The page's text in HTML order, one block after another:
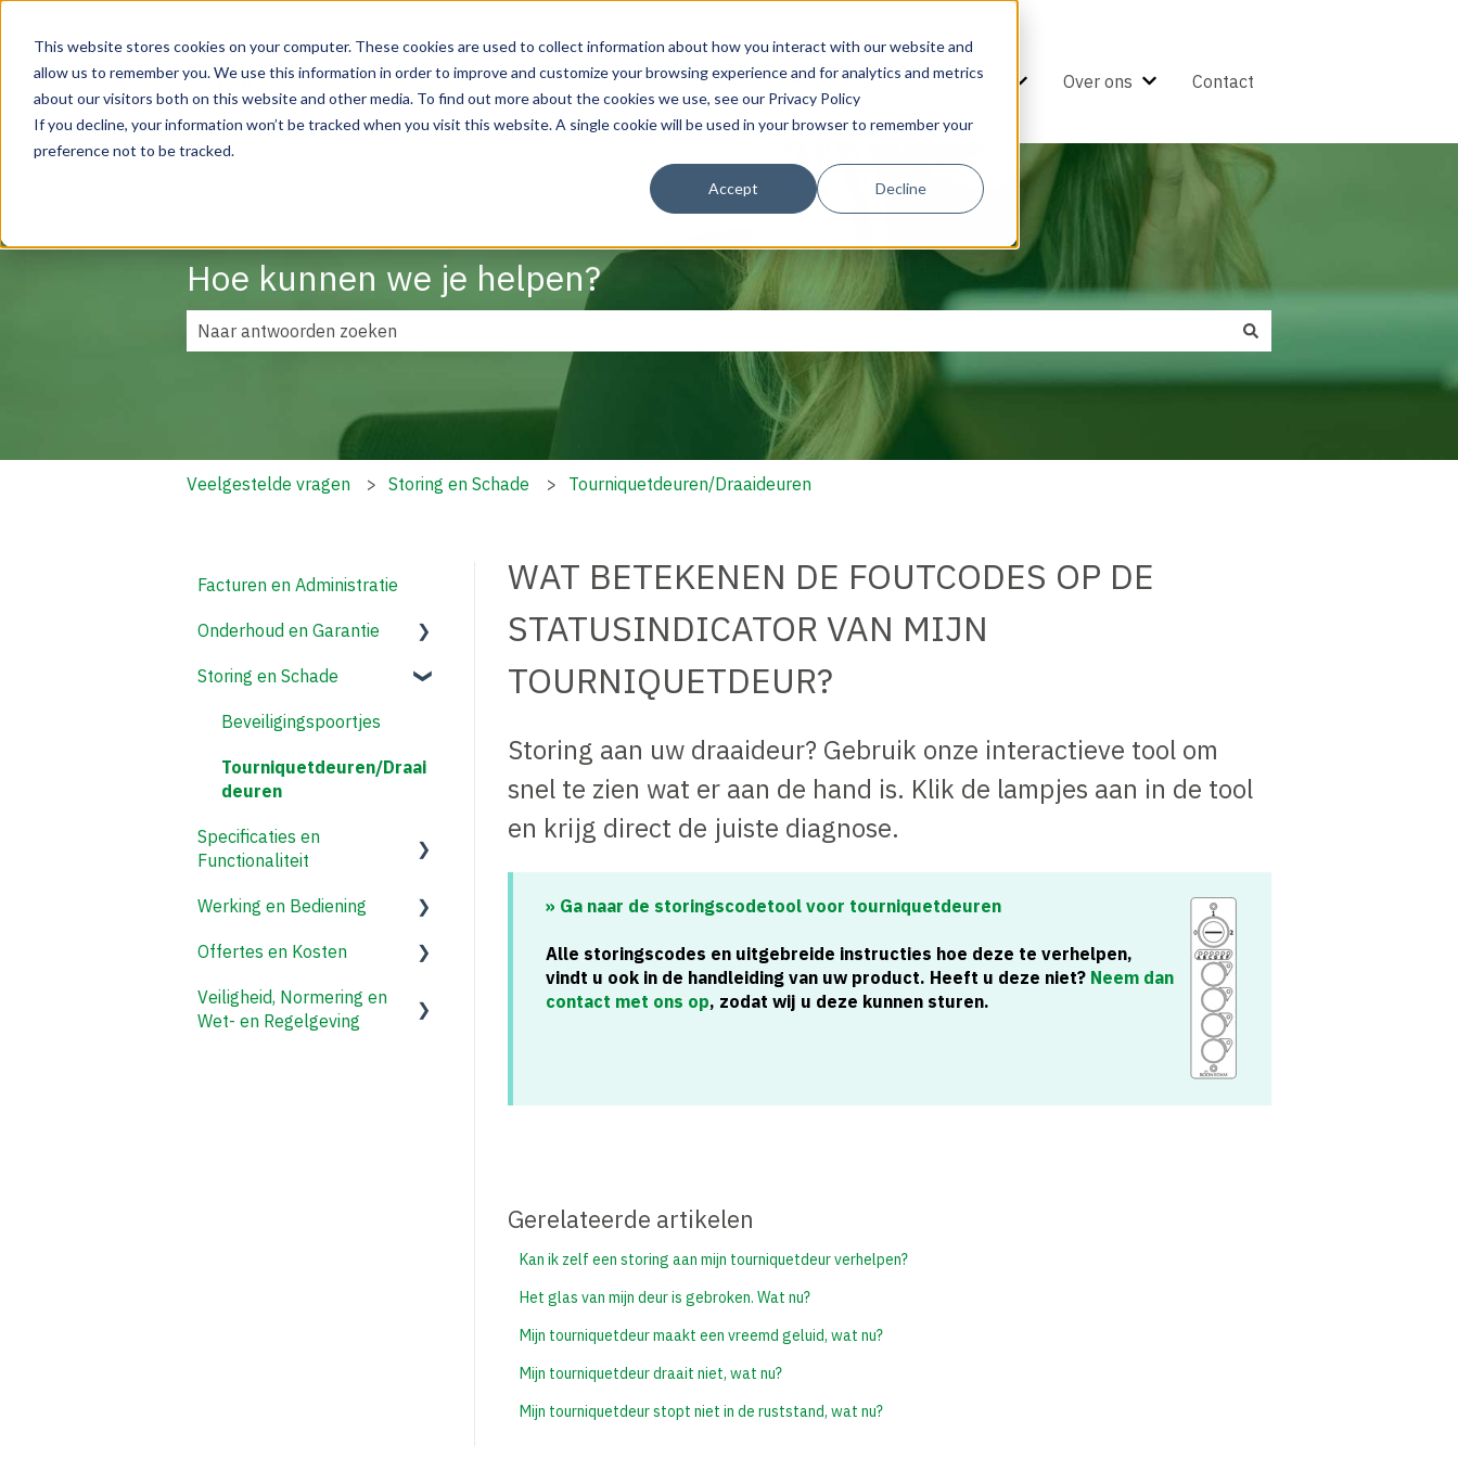
This website stores cookies on your computer. These cookies are used to collect information about how you interact with our website and
allow us to remember you. We use this information in order to improve and customize your browsing experience and for analytics and metrics
about our visitors both on this website and other media. To find out more about the cookies we use, see our Privacy Policy
If you decline, your information won’t be tracked when you visit this website. A single cookie will be used in your browser to remember your
preference not to be tracked.
Accept Decline
Oplossingen
Submenu tonen voor Oplossingen
Producten
Submenu tonen voor Producten
Service
Submenu tonen voor Service
Inspiratie
Submenu tonen voor Inspiratie
FAQ
Submenu tonen voor FAQ
Over ons
Submenu tonen voor Over ons
Contact
Hoe kunnen we je helpen?
Er zijn geen suggesties want het zoekveld is leeg.
Veelgestelde vragen Storing en Schade Tourniquetdeuren/Draaideuren
WAT BETEKENEN DE FOUTCODES OP DE
STATUSINDICATOR VAN MIJN
TOURNIQUETDEUR?
Storing aan uw draaideur? Gebruik onze interactieve tool om
snel te zien wat er aan de hand is. Klik de lampjes aan in de tool
en krijg direct de juiste diagnose.
» Ga naar de storingscodetool voor tourniquetdeuren
Alle storingscodes en uitgebreide instructies hoe deze te verhelpen,
vindt u ook in de handleiding van uw product. Heeft u deze niet? Neem dan
contact met ons op, zodat wij u deze kunnen sturen.
Gerelateerde artikelen
Kan ik zelf een storing aan mijn tourniquetdeur verhelpen?
Het glas van mijn deur is gebroken. Wat nu?
Mijn tourniquetdeur maakt een vreemd geluid, wat nu?
Mijn tourniquetdeur draait niet, wat nu?
Mijn tourniquetdeur stopt niet in de ruststand, wat nu?
Facturen en Administratie
Onderhoud en Garantie
Tourniquetdeuren/Draai
Storing en Schade
Beveiligingspoortjes
Tourniquetdeuren/Draai
deuren
Specificaties en
Functionaliteit
Tourniquetdeuren/Draai
en
Werking en Bediening
Tourniquetdeuren/Draai
Beveiligingspoortjes
Offertes en Kosten
Tourniquetdeuren/Draai
deuren
Veiligheid, Normering en
Wet- en Regelgeving